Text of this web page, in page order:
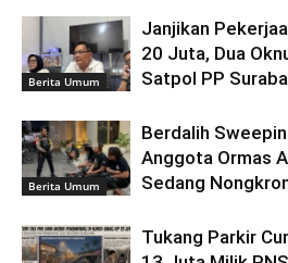
Berita Umum
Janjikan
20 Juta, Dua
Satpol PP
Berita Umum
Berdalih
Anggota Ormas
Sedang
Tukang Parkir